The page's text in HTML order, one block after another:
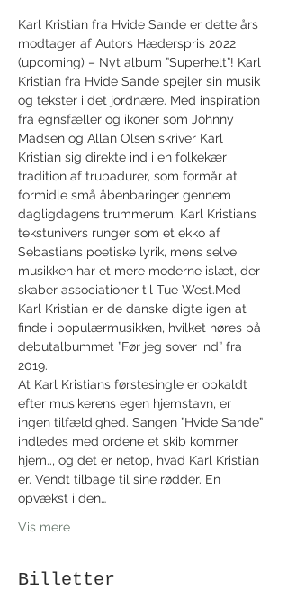
Karl Kristian fra Hvide Sande er dette års
modtager af Autors Hæderspris 2022
(upcoming) – Nyt album ”Superhelt”! Karl
Kristian fra Hvide Sande spejler sin musik
og tekster i det jordnære. Med inspiration
fra egnsfæller og ikoner som Johnny
Madsen og Allan Olsen skriver Karl
Kristian sig direkte ind i en folkekær
tradition af trubadurer, som formår at
formidle små åbenbaringer gennem
dagligdagens trummerum. Karl Kristians
tekstunivers runger som et ekko af
Sebastians poetiske lyrik, mens selve
musikken har et mere moderne islæt, der
skaber associationer til Tue West.Med
Karl Kristian er de danske digte igen at
finde i populærmusikken, hvilket høres på
debutalbummet ”Før jeg sover ind” fra
2019.
At Karl Kristians førstesingle er opkaldt
efter musikerens egen hjemstavn, er
ingen tilfældighed. Sangen ”Hvide Sande”
indledes med ordene et skib kommer
hjem.., og det er netop, hvad Karl Kristian
er. Vendt tilbage til sine rødder. En
opvækst i den…
Vis mere
Billetter